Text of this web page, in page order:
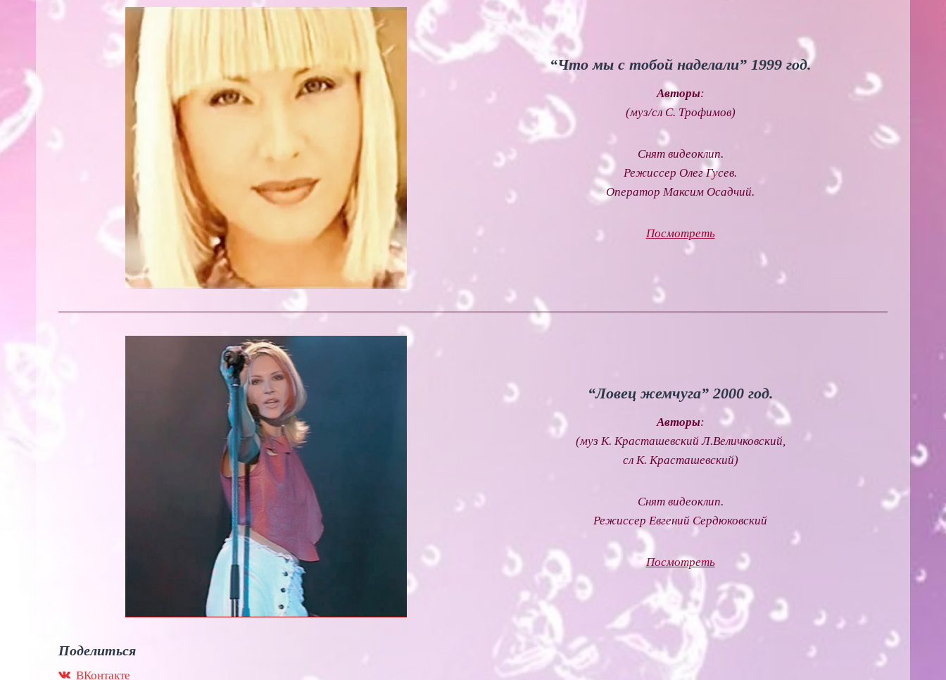
“Что мы с тобой наделали” 1999 год.
Авторы:
(муз/сл С. Трофимов)
Снят видеоклип.
Режиссер Олег Гусев.
Оператор Максим Осадчий.
Посмотреть
“Ловец жемчуга” 2000 год.
Авторы:
(муз К. Красташевский Л.Величковский,
сл К. Красташевский)
Снят видеоклип.
Режиссер Евгений Сердюковский
Посмотреть
Поделиться
ВКонтакте